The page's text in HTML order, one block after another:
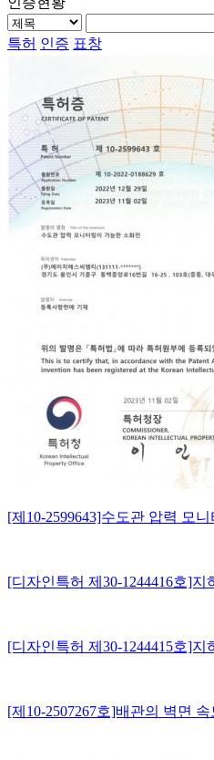
특허 인증 표창
[제10-2599643]수도관 압력 모
[디자인특허 제30-1244416호]지
[디자인특허 제30-1244415호]지
[제10-2507267호]배관의 벽면